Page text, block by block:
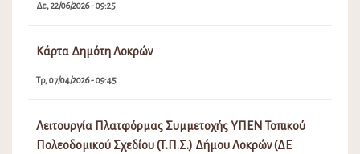
Δε, 22/06/2026 - 09:25
Κάρτα Δημότη Λοκρών
Τρ, 07/04/2026 - 09:45
Λειτουργία Πλατφόρμας Συμμετοχής ΥΠΕΝ Τοπικού
Πολεοδομικού Σχεδίου (Τ.Π.Σ.) Δήμου Λοκρών (ΔΕ